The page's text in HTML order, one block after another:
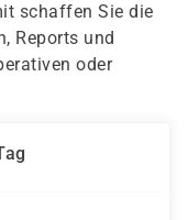
schaffen Sie die
Reports und
oder